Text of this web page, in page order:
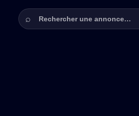
Rechercher une annonce
⌕